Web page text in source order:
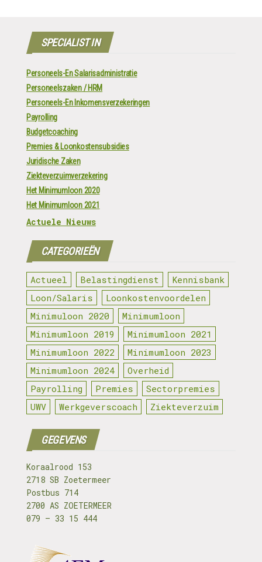
SPECIALIST IN
Personeels-En Salarisadministratie
Personeelszaken / HRM
Personeels-En Inkomensverzekeringen
Payrolling
Budgetcoaching
Premies & Loonkostensubsidies
Juridische Zaken
Ziekteverzuimverzekering
Het Minimumloon 2020
Het Minimumloon 2021
Actuele Nieuws
CATEGORIEËN
Actueel Belastingdienst
Kennisbank
Loon/Salaris
Loonkostenvoordelen
Minimuloon 2020
Minimumloon
Minimumloon 2019
Minimumloon 2021
Minimumloon 2022
Minimumloon 2023
Minimumloon 2024
Overheid
Payrolling
Premies
Sectorpremies
UWV
Werkgeverscoach Ziekteverzuim
GEGEVENS
Koraalrood 153
2718 SB Zoetermeer
Postbus 714
2700 AS ZOETERMEER
079 – 33 15 444